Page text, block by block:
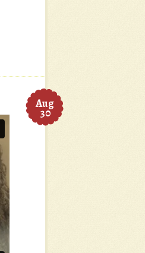
Aug
30